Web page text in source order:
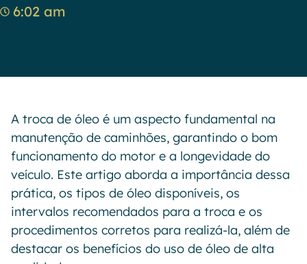
6:02 am
A troca de óleo é um aspecto fundamental na
manutenção de caminhões, garantindo o bom
funcionamento do motor e a longevidade do
veículo. Este artigo aborda a importância dessa
prática, os tipos de óleo disponíveis, os
intervalos recomendados para a troca e os
procedimentos corretos para realizá-la, além de
destacar os benefícios do uso de óleo de alta